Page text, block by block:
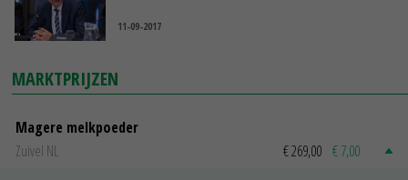
11-09-2017
MARKTPRIJZEN
Magere melkpoeder
Zuivel NL
€ 269,00 € 7,00